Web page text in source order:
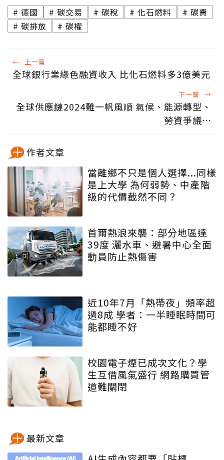
德國 碳交易 碳稅 化石燃料
碳費
碳排放
碳權
← 上一篇
全球銀行業綠色融資收入 比化石燃料多3億美元
下一篇 →
全球供應鏈2024難一帆風順 氣候、能源轉型、
勞資爭議…
作者文章
當離鄉不只是個人選擇...同樣
是上大學 為何弱勢、中產階
級的代價截然不同？
首爾熱浪來襲：部分地區達
39度 灑水車、避暑中心全面
動員防止熱傷害
近10年7月「熱帶夜」頻率超
過8成 學者：一半睡眠時間可
能都睡不好
校園電子煙已成次文化？學
生互借風氣盛行 網路購買管
道難關閉
最新文章